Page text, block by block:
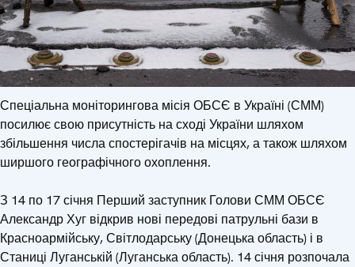
Спеціальна моніторингова місія ОБСЄ в Україні (СММ)
посилює свою присутність на сході України шляхом
збільшення числа спостерігачів на місцях, а також шляхом
ширшого географічного охоплення.
З 14 по 17 січня Перший заступник Голови СММ ОБСЄ
Александр Хуг відкрив нові передові патрульні бази в
Красноармійську, Світлодарську (Донецька область) і в
Станиці Луганській (Луганська область). 14 січня розпочала